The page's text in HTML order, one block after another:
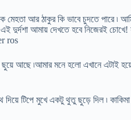
মেহতা আর ঠাকুর কি ভাবে চুদতে
দুর্দশা আমায় দেখতে হবে নিজেরই
ros
ছুয়ে আছে ৷আমার মনে হলো এখানে
দিয়ে টিপে মুখে একটু থুতু ছুড়ে দিল ৷